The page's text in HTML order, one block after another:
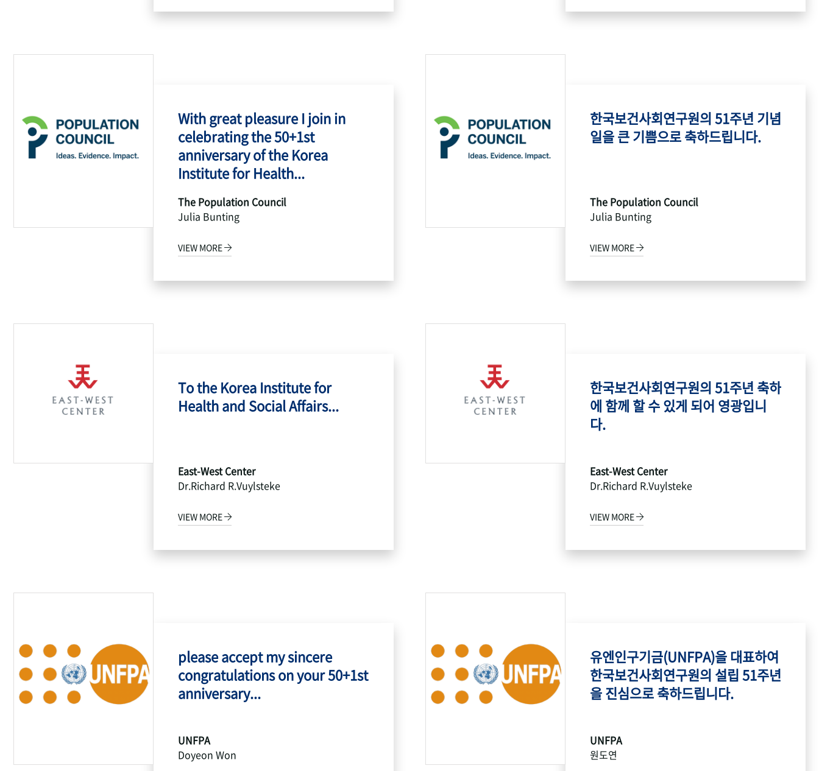
With great pleasure I join in
celebrating the 50+1st
anniversary of the Korea
Institute for Health...
The Population Council
Julia Bunting
VIEW MORE
한국보건사회연구원의 51주년 기념
일을 큰 기쁨으로 축하드립니다.
The Population Council
Julia Bunting
VIEW MORE
To the Korea Institute for
Health and Social Affairs...
East-West Center
Dr.Richard R.Vuylsteke
VIEW MORE
한국보건사회연구원의 51주년 축하
에 함께 할 수 있게 되어 영광입니
다.
East-West Center
Dr.Richard R.Vuylsteke
VIEW MORE
please accept my sincere
congratulations on your 50+1st
anniversary...
UNFPA
Doyeon Won
유엔인구기금(UNFPA)을 대표하여
한국보건사회연구원의 설립 51주년
을 진심으로 축하드립니다.
UNFPA
원도연